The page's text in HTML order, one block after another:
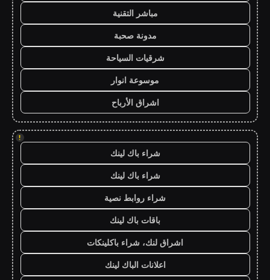
مباشر التقنية
مدونة صحبة
شرقيات السياحة
موسوعة انوار
اشراق الأرباح
!
شراء باك لينك
شراء باك لينك
شراء روابط نصية
باقات باك لينك
اشراق لنك، شراء باكلينكات
اعلانات الباك لينك